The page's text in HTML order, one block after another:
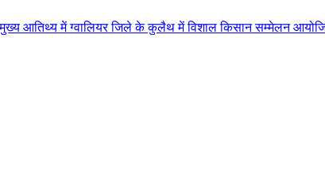
जिले के कुलैथ में विशाल किसान सम्मेलन आयोजित लगभग 87.21